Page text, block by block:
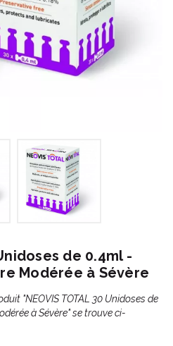
de 0.4ml -
Modérée à Sévère
"NEOVIS TOTAL 30 Unidoses de
à Sévère" se trouve ci-